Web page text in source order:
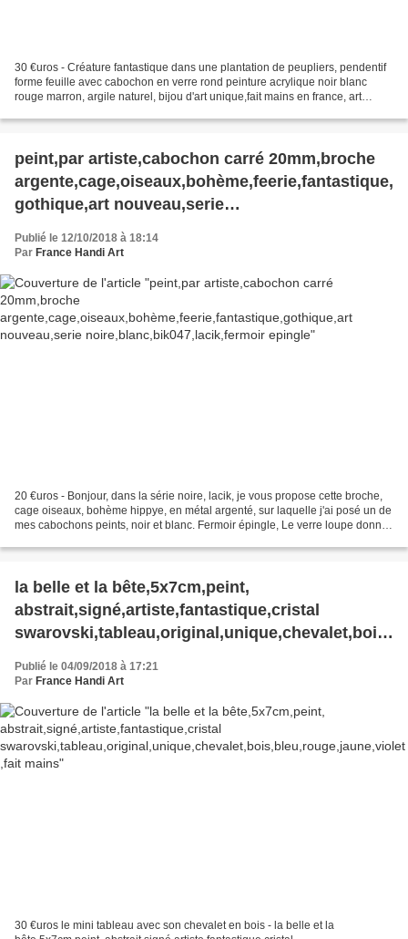
30 €uros - Créature fantastique dans une plantation de peupliers, pendentif
forme feuille avec cabochon en verre rond peinture acrylique noir blanc
rouge marron, argile naturel, bijou d'art unique,fait mains en france, art
peint,par artiste,cabochon carré 20mm,broche
argente,cage,oiseaux,bohème,feerie,fantastique,
gothique,art nouveau,serie
Publié le 12/10/2018 à 18:14
Par France Handi Art
20 €uros - Bonjour, dans la série noire, lacik, je vous propose cette broche,
cage oiseaux, bohème hippye, en métal argenté, sur laquelle j'ai posé un de
mes cabochons peints, noir et blanc. Fermoir épingle, Le verre loupe donne
la belle et la bête,5x7cm,peint,
abstrait,signé,artiste,fantastique,cristal
swarovski,tableau,original,unique,chevalet,bois,
bleu,rouge,jaune,violet,fait mains
Publié le 04/09/2018 à 17:21
Par France Handi Art
30 €uros le mini tableau avec son chevalet en bois - la belle et la